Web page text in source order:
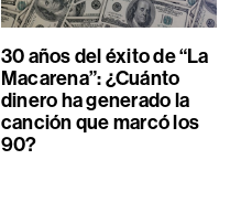
30 años del éxito de “La
Macarena”: ¿Cuánto
dinero ha generado la
canción que marcó los
90?